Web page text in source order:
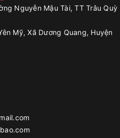
Nguyễn Mậu Tài, TT Trâu Quỳ
Mỹ, Xã Dương Quang, Huyện